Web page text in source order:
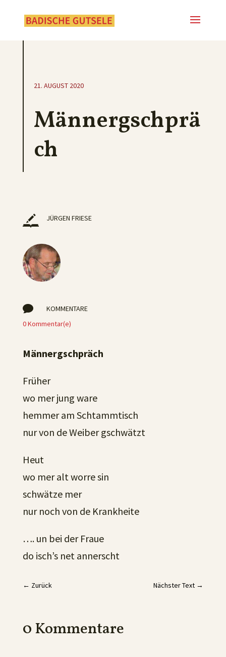
21. AUGUST 2020
Männergschprä
ch
JÜRGEN FRIESE

KOMMENTARE
0 Kommentar(e)
Männergschpräch
Früher
wo mer jung ware
hemmer am Schtammtisch
nur von de Weiber gschwätzt
Heut
wo mer alt worre sin
schwätze mer
nur noch von de Krankheite
…. un bei der Fraue
do isch’s net annerscht
← Zurück Nächster Text →
0 Kommentare